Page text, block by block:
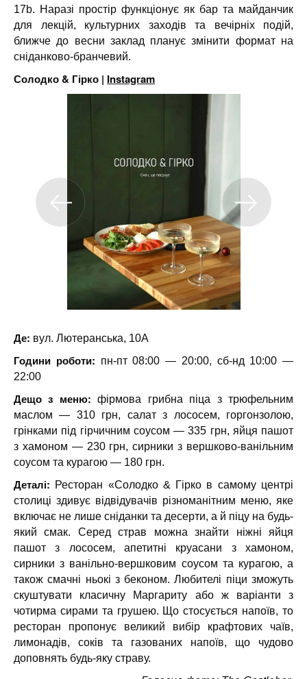
17b. Наразі простір функціонує як бар та майданчик
для лекцій, культурних заходів та вечірніх подій,
ближче до весни заклад планує змінити формат на
сніданково-бранчевий.
Солодко & Гірко | Instagram
Де: вул. Лютеранська, 10А
Години роботи: пн-пт 08:00 — 20:00, сб-нд 10:00 —
22:00
Дещо з меню:фірмова грибна піца з трюфельним
маслом — 310 грн, салат з лососем, горгонзолою,
грінками під гірчичним соусом — 335 грн, яйця пашот
з хамоном — 230 грн, сирники з вершково-ванільним
соусом та курагою — 180 грн.
Деталі: Ресторан «Солодко & Гірко в самому центрі
столиці здивує відвідувачів різноманітним меню, яке
включає не лише сніданки та десерти, а й піцу на будь-
який смак. Серед страв можна знайти ніжні яйця
пашот з лососем, апетитні круасани з хамоном,
сирники з ванільно-вершковим соусом та курагою, а
також смачні ньокі з беконом. Любителі піци зможуть
скуштувати класичну Маргариту або ж варіанти з
чотирма сирами та грушею. Що стосується напоїв, то
ресторан пропонує великий вибір крафтових чаїв,
лимонадів, соків та газованих напоїв, що чудово
доповнять будь-яку страву.